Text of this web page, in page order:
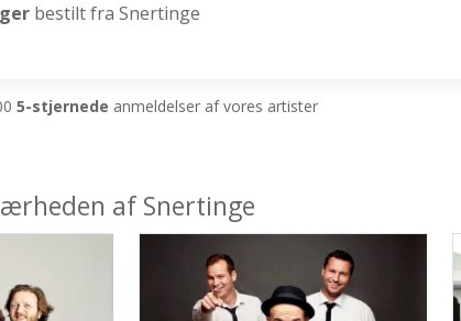
bestilt fra Snertinge
5-stjernede anmeldelser af vores artister
af Snertinge